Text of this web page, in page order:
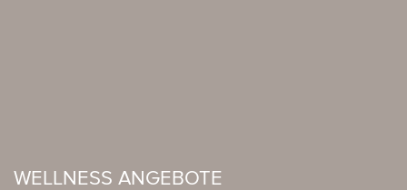
WELLNESS ANGEBOTE